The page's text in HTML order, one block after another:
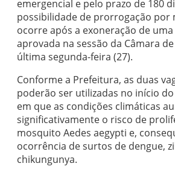
emergencial e pelo prazo de 180
possibilidade de prorrogação por
ocorre após a exoneração de
aprovada na sessão da Câmara
última segunda-feira (27).
Conforme a Prefeitura, as duas
poderão ser utilizadas no início
em que as condições climáticas
significativamente o risco de
mosquito Aedes aegypti e,
ocorrência de surtos de dengue,
chikungunya.